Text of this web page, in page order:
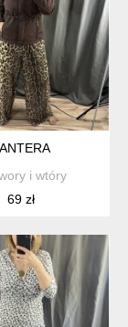
i wtóry
69 zł